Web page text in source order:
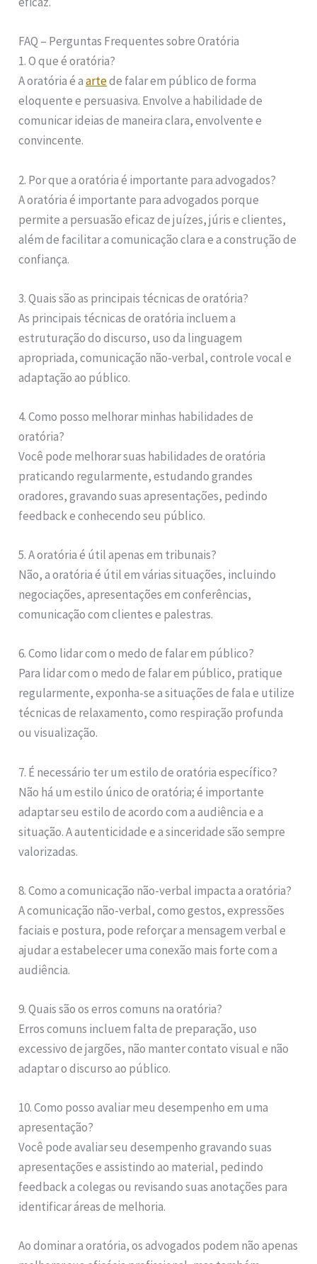
FAQ – Perguntas Frequentes sobre Oratória
1. O que é oratória?
A oratória é aartede falar em público de forma
eloquente e persuasiva. Envolve a habilidade de
comunicar ideias de maneira clara, envolvente e
convincente.
2. Por que a oratória é importante para advogados?
A oratória é importante para advogados porque
permite a persuasão eficaz de juízes, júris e clientes,
além de facilitar a comunicação clara e a construção de
confiança.
3. Quais são as principais técnicas de oratória?
As principais técnicas de oratória incluem a
estruturação do discurso, uso da linguagem
apropriada, comunicação não-verbal, controle vocal e
adaptação ao público.
4. Como posso melhorar minhas habilidades de
oratória?
Você pode melhorar suas habilidades de oratória
praticando regularmente, estudando grandes
oradores, gravando suas apresentações, pedindo
feedback e conhecendo seu público.
5. A oratória é útil apenas em tribunais?
Não, a oratória é útil em várias situações, incluindo
negociações, apresentações em conferências,
comunicação com clientes e palestras.
6. Como lidar com o medo de falar em público?
Para lidar com o medo de falar em público, pratique
regularmente, exponha-se a situações de fala e utilize
técnicas de relaxamento, como respiração profunda
ou visualização.
7. É necessário ter um estilo de oratória específico?
Não há um estilo único de oratória; é importante
adaptar seu estilo de acordo com a audiência e a
situação. A autenticidade e a sinceridade são sempre
valorizadas.
8. Como a comunicação não-verbal impacta a oratória?
A comunicação não-verbal, como gestos, expressões
faciais e postura, pode reforçar a mensagem verbal e
ajudar a estabelecer uma conexão mais forte com a
audiência.
9. Quais são os erros comuns na oratória?
Erros comuns incluem falta de preparação, uso
excessivo de jargões, não manter contato visual e não
adaptar o discurso ao público.
10. Como posso avaliar meu desempenho em uma
apresentação?
Você pode avaliar seu desempenho gravando suas
apresentações e assistindo ao material, pedindo
feedback a colegas ou revisando suas anotações para
identificar áreas de melhoria.
Ao dominar a oratória, os advogados podem não apenas